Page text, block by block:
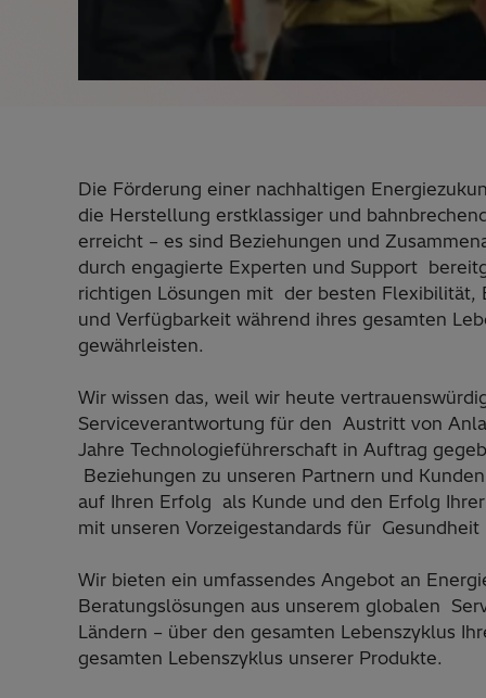
Die Förderung einer nachhaltigen
die Herstellung erstklassiger und
erreicht – es sind Beziehungen und
durch engagierte Experten und Support
richtigen Lösungen mit der besten Flexibilität,
und Verfügbarkeit während ihres gesamten
gewährleisten.
Wir wissen das, weil wir heute
Serviceverantwortung für den Austritt von
Jahre Technologieführerschaft in Auftrag
Beziehungen zu unseren Partnern und
auf Ihren Erfolg als Kunde und den Erfolg
mit unseren Vorzeigestandards für Gesundheit
Wir bieten ein umfassendes Angebot an
Beratungslösungen aus unserem globalen
Ländern – über den gesamten Lebenszyklus
gesamten Lebenszyklus unserer Produkte. ​